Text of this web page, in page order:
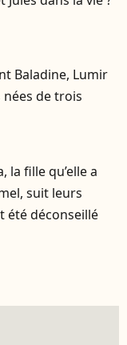
Baladine, Lumir
nées de trois
la fille qu’elle a
suit leurs
été déconseillé